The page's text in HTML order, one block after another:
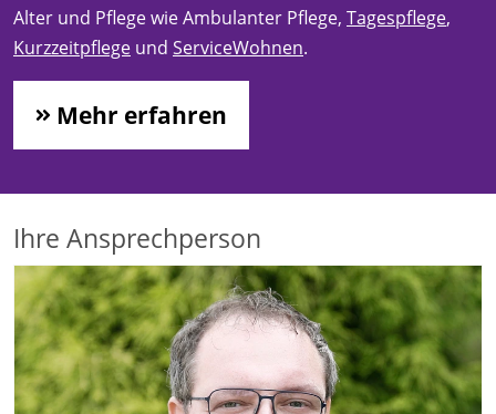
Alter und Pflege wie Ambulanter Pflege, Tagespflege,
Kurzzeitpflege und ServiceWohnen.
Mehr erfahren
Ihre Ansprechperson